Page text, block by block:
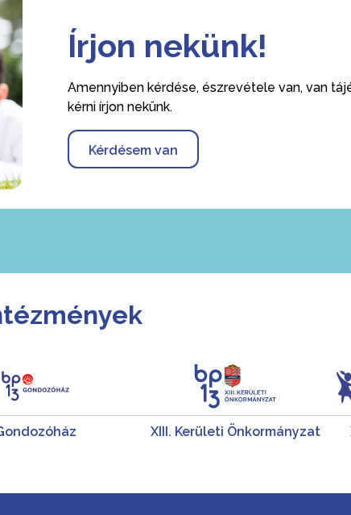
Írjon nekünk!
Amennyiben kérdése, észrevétele van, van
kérni írjon nekünk.
Kérdésem van
XIII. Kerületi Önkormányzat